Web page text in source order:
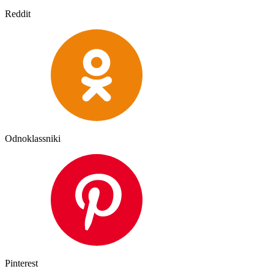
Reddit
Odnoklassniki
Pinterest